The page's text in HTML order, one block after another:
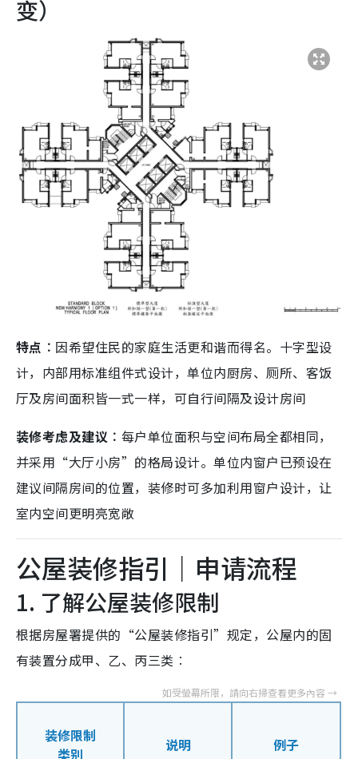
变）
特点︰ 因希望住民的家庭生活更和谐而得名。十字型设
计，内部用标准组件式设计，单位内厨房、厕所、客饭
厅及房间面积皆一式一样，可自行间隔及设计房间
装修考虑及建议︰ 每户单位面积与空间布局全都相同，
并采用“大厅小房”的格局设计。单位内窗户已预设在
建议间隔房间的位置，装修时可多加利用窗户设计，让
室内空间更明亮宽敞
公屋装修指引｜申请流程
1. 了解公屋装修限制
根据房屋署提供的“公屋装修指引”规定，公屋内的固
有装置分成甲、乙、丙三类︰
装修限制
类别
说明 例子